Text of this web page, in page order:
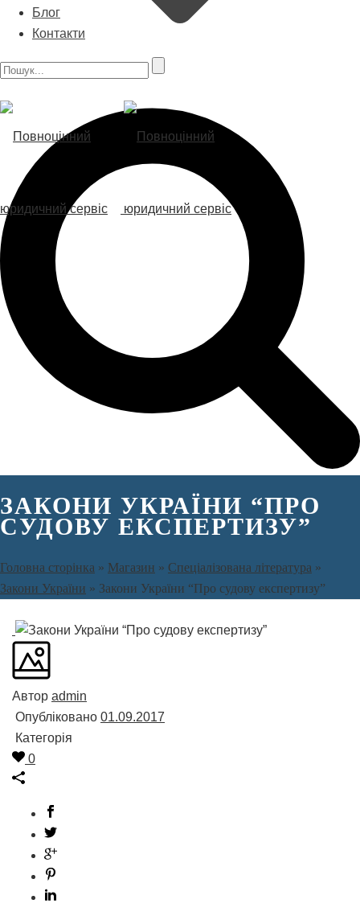
Блог
Контакти
ЗАКОНИ УКРАЇНИ “ПРО
СУДОВУ ЕКСПЕРТИЗУ”
Головна сторінка » Магазин » Спеціалізована література »
Закони України » Закони України “Про судову експертизу”
Автор admin
Опубліковано 01.09.2017
Категорія
0